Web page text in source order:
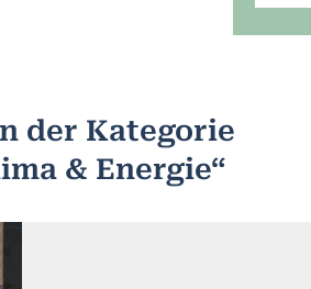
der Kategorie
& Energie“